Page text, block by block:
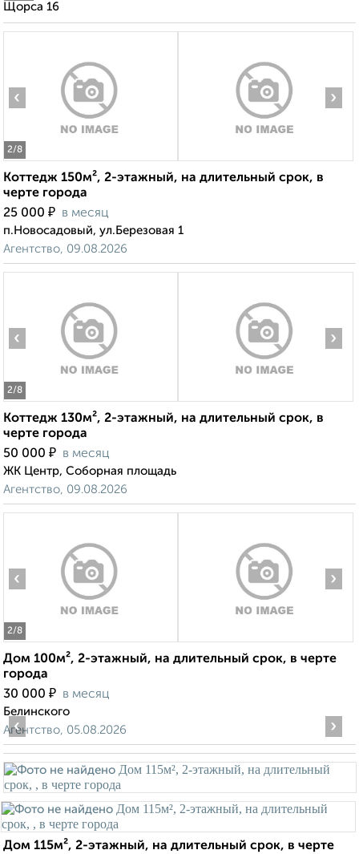
Щорса 16
2/8
‹ ›
Коттедж 150м², 2-этажный, на длительный срок, в
черте города
25 000 ₽ в месяц
п.Новосадовый, ул.Березовая 1
Агентство, 09.08.2026
2/8
‹ ›
Коттедж 130м², 2-этажный, на длительный срок, в
черте города
50 000 ₽ в месяц
ЖК Центр, Соборная площадь
Агентство, 09.08.2026
2/8
‹ ›
Дом 100м², 2-этажный, на длительный срок, в черте
города
30 000 ₽ в месяц
Белинского
Агентство, 05.08.2026
‹ ›
Дом 115м², 2-этажный, на длительный срок, в черте